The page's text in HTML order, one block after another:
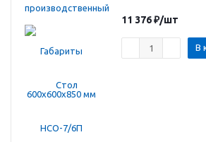
11 376₽/шт
В